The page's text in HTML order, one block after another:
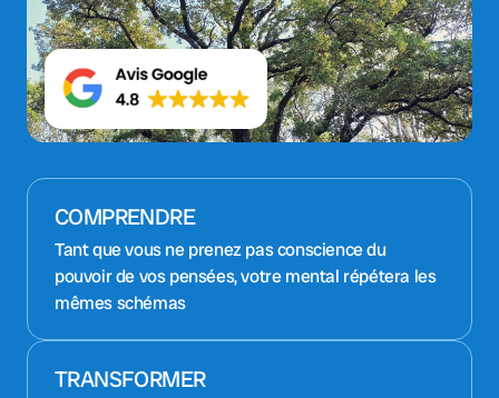
COMPRENDRE
Tant que vous ne prenez pas conscience du
pouvoir de vos pensées, votre mental répétera les
mêmes schémas
TRANSFORMER